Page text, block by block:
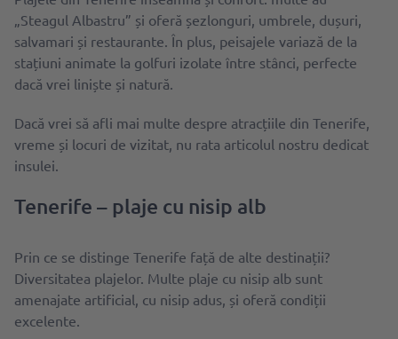
„Steagul Albastru” și oferă șezlonguri, umbrele, dușuri,
salvamari și restaurante. În plus, peisajele variază de la
stațiuni animate la golfuri izolate între stânci, perfecte
dacă vrei liniște și natură.
Dacă vrei să afli mai multe despre atracțiile din Tenerife,
vreme și locuri de vizitat, nu rata articolul nostru dedicat
insulei.
Tenerife – plaje cu nisip alb
Prin ce se distinge Tenerife față de alte destinații?
Diversitatea plajelor. Multe plaje cu nisip alb sunt
amenajate artificial, cu nisip adus, și oferă condiții
excelente.